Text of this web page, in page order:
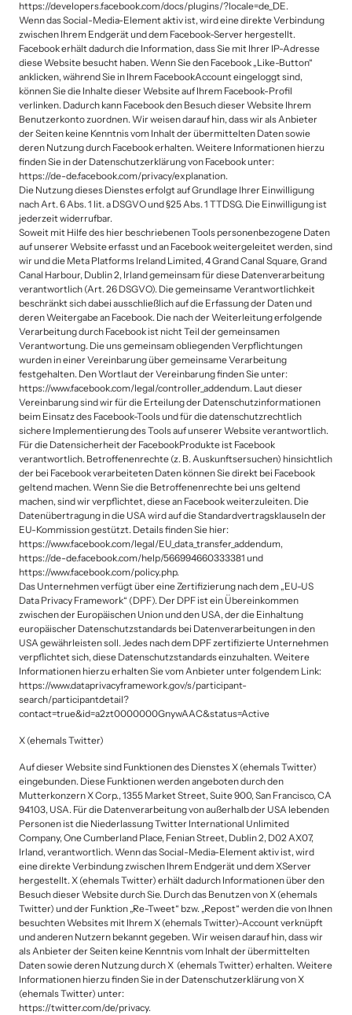
https://developers.facebook.com/docs/plugins/?locale=de_DE.
Wenn das Social-Media-Element aktiv ist, wird eine direkte Verbindung
zwischen Ihrem Endgerät und dem Facebook-Server hergestellt.
Facebook erhält dadurch die Information, dass Sie mit Ihrer IP-Adresse
diese Website besucht haben. Wenn Sie den Facebook „Like-Button“
anklicken, während Sie in Ihrem FacebookAccount eingeloggt sind,
können Sie die Inhalte dieser Website auf Ihrem Facebook-Profil
verlinken. Dadurch kann Facebook den Besuch dieser Website Ihrem
Benutzerkonto zuordnen. Wir weisen darauf hin, dass wir als Anbieter
der Seiten keine Kenntnis vom Inhalt der übermittelten Daten sowie
deren Nutzung durch Facebook erhalten. Weitere Informationen hierzu
finden Sie in der Datenschutzerklärung von Facebook unter:
https://de-de.facebook.com/privacy/explanation.
Die Nutzung dieses Dienstes erfolgt auf Grundlage Ihrer Einwilligung
nach Art. 6 Abs. 1 lit. a DSGVO und §25 Abs. 1 TTDSG. Die Einwilligung ist
jederzeit widerrufbar.
Soweit mit Hilfe des hier beschriebenen Tools personenbezogene Daten
auf unserer Website erfasst und an Facebook weitergeleitet werden, sind
wir und die Meta Platforms Ireland Limited, 4 Grand Canal Square, Grand
Canal Harbour, Dublin 2, Irland gemeinsam für diese Datenverarbeitung
verantwortlich (Art. 26 DSGVO). Die gemeinsame Verantwortlichkeit
beschränkt sich dabei ausschließlich auf die Erfassung der Daten und
deren Weitergabe an Facebook. Die nach der Weiterleitung erfolgende
Verarbeitung durch Facebook ist nicht Teil der gemeinsamen
Verantwortung. Die uns gemeinsam obliegenden Verpflichtungen
wurden in einer Vereinbarung über gemeinsame Verarbeitung
festgehalten. Den Wortlaut der Vereinbarung finden Sie unter:
https://www.facebook.com/legal/controller_addendum. Laut dieser
Vereinbarung sind wir für die Erteilung der Datenschutzinformationen
beim Einsatz des Facebook-Tools und für die datenschutzrechtlich
sichere Implementierung des Tools auf unserer Website verantwortlich.
Für die Datensicherheit der FacebookProdukte ist Facebook
verantwortlich. Betroffenenrechte (z. B. Auskunftsersuchen) hinsichtlich
der bei Facebook verarbeiteten Daten können Sie direkt bei Facebook
geltend machen. Wenn Sie die Betroffenenrechte bei uns geltend
machen, sind wir verpflichtet, diese an Facebook weiterzuleiten. Die
Datenübertragung in die USA wird auf die Standardvertragsklauseln der
EU-Kommission gestützt. Details finden Sie hier:
https://www.facebook.com/legal/EU_data_transfer_addendum,
https://de-de.facebook.com/help/566994660333381 und
https://www.facebook.com/policy.php.
Das Unternehmen verfügt über eine Zertifizierung nach dem „EU-US
Data Privacy Framework“ (DPF). Der DPF ist ein Übereinkommen
zwischen der Europäischen Union und den USA, der die Einhaltung
europäischer Datenschutzstandards bei Datenverarbeitungen in den
USA gewährleisten soll. Jedes nach dem DPF zertifizierte Unternehmen
verpflichtet sich, diese Datenschutzstandards einzuhalten. Weitere
Informationen hierzu erhalten Sie vom Anbieter unter folgendem Link:
https://www.dataprivacyframework.gov/s/participant-
search/participantdetail?
contact=true&id=a2zt0000000GnywAAC&status=Active
X (ehemals Twitter)
Auf dieser Website sind Funktionen des Dienstes X (ehemals Twitter)
eingebunden. Diese Funktionen werden angeboten durch den
Mutterkonzern X Corp., 1355 Market Street, Suite 900, San Francisco, CA
94103, USA. Für die Datenverarbeitung von außerhalb der USA lebenden
Personen ist die Niederlassung Twitter International Unlimited
Company, One Cumberland Place, Fenian Street, Dublin 2, D02 AX07,
Irland, verantwortlich. Wenn das Social-Media-Element aktiv ist, wird
eine direkte Verbindung zwischen Ihrem Endgerät und dem XServer
hergestellt. X (ehemals Twitter) erhält dadurch Informationen über den
Besuch dieser Website durch Sie. Durch das Benutzen von X (ehemals
Twitter) und der Funktion „Re-Tweet“ bzw. „Repost“ werden die von Ihnen
besuchten Websites mit Ihrem X (ehemals Twitter)-Account verknüpft
und anderen Nutzern bekannt gegeben. Wir weisen darauf hin, dass wir
als Anbieter der Seiten keine Kenntnis vom Inhalt der übermittelten
Daten sowie deren Nutzung durch X  (ehemals Twitter) erhalten. Weitere
Informationen hierzu finden Sie in der Datenschutzerklärung von X
(ehemals Twitter) unter:
https://twitter.com/de/privacy.